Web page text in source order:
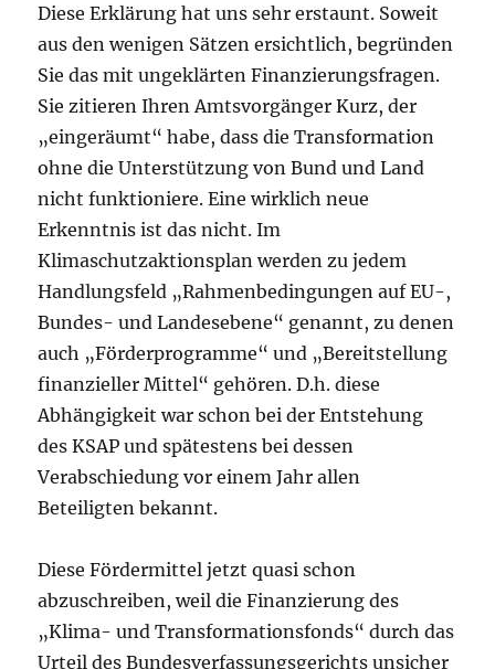
Diese Erklärung hat uns sehr erstaunt. Soweit
aus den wenigen Sätzen ersichtlich, begründen
Sie das mit ungeklärten Finanzierungsfragen.
Sie zitieren Ihren Amtsvorgänger Kurz, der
„eingeräumt“ habe, dass die Transformation
ohne die Unterstützung von Bund und Land
nicht funktioniere. Eine wirklich neue
Erkenntnis ist das nicht. Im
Klimaschutzaktionsplan werden zu jedem
Handlungsfeld „Rahmenbedingungen auf EU-,
Bundes- und Landesebene“ genannt, zu denen
auch „Förderprogramme“ und „Bereitstellung
finanzieller Mittel“ gehören. D.h. diese
Abhängigkeit war schon bei der Entstehung
des KSAP und spätestens bei dessen
Verabschiedung vor einem Jahr allen
Beteiligten bekannt.
Diese Fördermittel jetzt quasi schon
abzuschreiben, weil die Finanzierung des
„Klima- und Transformationsfonds“ durch das
Urteil des Bundesverfassungsgerichts unsicher